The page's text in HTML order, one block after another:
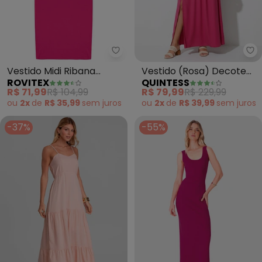
Rovitex - Vestido Midi Ribana
Vestido Midi Ribana
Canelada (Rosa)
ROVITEX
R$ 71,99R$ 104,99
ou 2x de R$ 35,99 sem juros
Vestido (Rosa) Decote
Quadrado e Fenda na
Saia
QUINTESS
R$ 79,99R$ 229,99
ou 2x de R$ 39,99 sem juros
-37% -55%